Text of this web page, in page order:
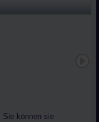
Sie können sie